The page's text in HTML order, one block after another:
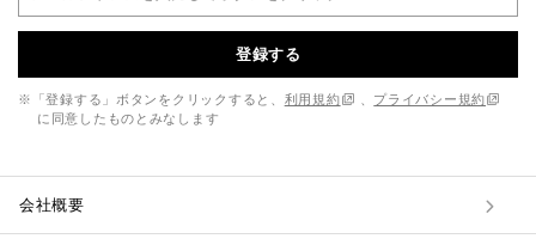
登録する
※「登録する」ボタンをクリックすると、 利用規約
プライバシー規約
に同意したものとみなします
会社概要